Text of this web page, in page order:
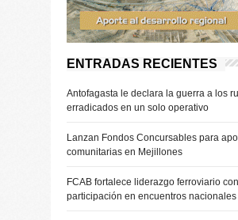
ENTRADAS RECIENTES
Antofagasta le declara la guerra a los
erradicados en un solo operativo
Lanzan Fondos Concursables para
comunitarias en Mejillones
FCAB fortalece liderazgo ferroviario
participación en encuentros